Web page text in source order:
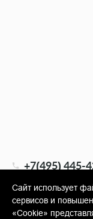
+7(495) 445-
info@shopkm.ru
Сайт использует
сервисов и
«Cookie»